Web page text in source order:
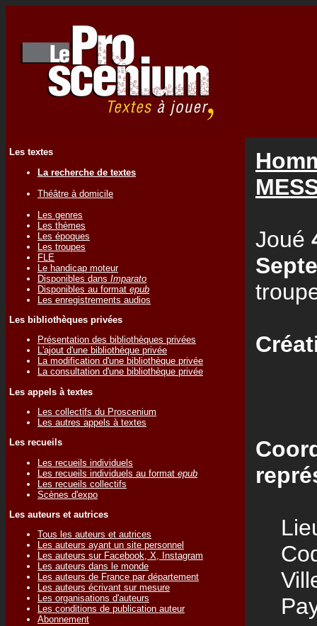
Les textes
La recherche de textes
Théâtre à domicile
Les genres
Les thèmes
Les époques
Les troupes
FLE
Le handicap moteur
Disponibles dans Imparato
Disponibles au format epub
Les enregistrements audios
Les bibliothèques privées
Présentation des bibliothèques privées
L'ajout d'une bibliothèque privée
La modification d'une bibliothèque privée
La consultation d'une bibliothèque privée
Les appels à textes
Les collectifs du Proscenium
Les autres appels à textes
Les recueils
Les recueils individuels
Les recueils individuels au format epub
Les recueils collectifs
Scènes d'expo
Les auteurs et autrices
Tous les auteurs et autrices
Les auteurs ayant un site personnel
Les auteurs sur Facebook, X, Instagram
Les auteurs dans le monde
Les auteurs de France par département
Les auteurs écrivant sur mesure
Les organisations d'auteurs
Les conditions de publication auteur
Abonnement
Joué